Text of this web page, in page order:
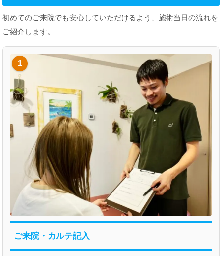
初めてのご来院でも安心していただけるよう、施術当日の流れを
ご紹介します。
1
ご来院・カルテ記入